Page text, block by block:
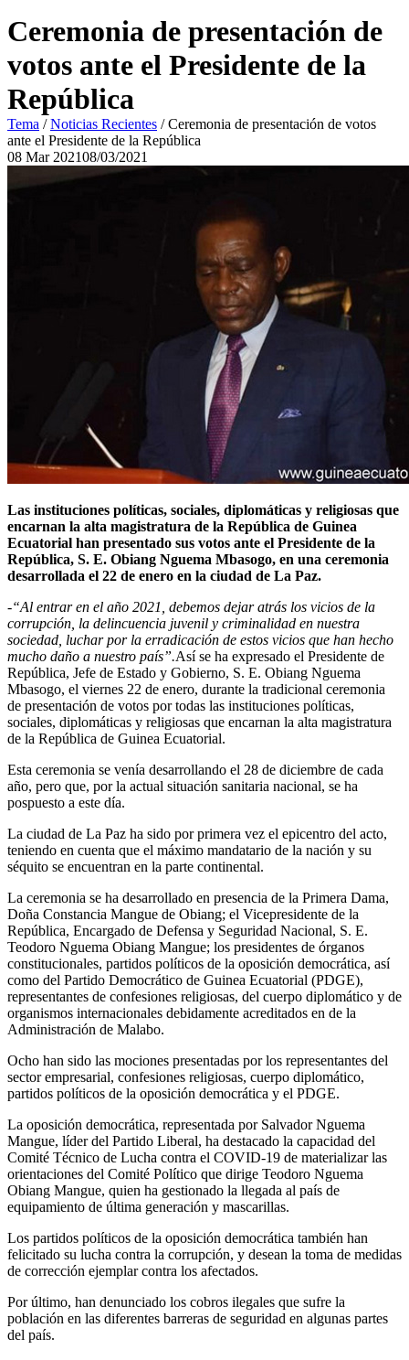
Ceremonia de presentación de
votos ante el Presidente de la
República
Tema /Noticias Recientes /Ceremonia de presentación de votos
ante el Presidente de la República
08 Mar 202108/03/2021
Las instituciones políticas, sociales, diplomáticas y religiosas que
encarnan la alta magistratura de la República de Guinea
Ecuatorial han presentado sus votos ante el Presidente de la
República, S. E. Obiang Nguema Mbasogo, en una ceremonia
desarrollada el 22 de enero en la ciudad de La Paz.
-“Al entrar en el año 2021, debemos dejar atrás los vicios de la
corrupción, la delincuencia juvenil y criminalidad en nuestra
sociedad, luchar por la erradicación de estos vicios que han hecho
mucho daño a nuestro país”.Así se ha expresado el Presidente de
República, Jefe de Estado y Gobierno, S. E. Obiang Nguema
Mbasogo, el viernes 22 de enero, durante la tradicional ceremonia
de presentación de votos por todas las instituciones políticas,
sociales, diplomáticas y religiosas que encarnan la alta magistratura
de la República de Guinea Ecuatorial.
Esta ceremonia se venía desarrollando el 28 de diciembre de cada
año, pero que, por la actual situación sanitaria nacional, se ha
pospuesto a este día.
La ciudad de La Paz ha sido por primera vez el epicentro del acto,
teniendo en cuenta que el máximo mandatario de la nación y su
séquito se encuentran en la parte continental.
La ceremonia se ha desarrollado en presencia de la Primera Dama,
Doña Constancia Mangue de Obiang; el Vicepresidente de la
República, Encargado de Defensa y Seguridad Nacional, S. E.
Teodoro Nguema Obiang Mangue; los presidentes de órganos
constitucionales, partidos políticos de la oposición democrática, así
como del Partido Democrático de Guinea Ecuatorial (PDGE),
representantes de confesiones religiosas, del cuerpo diplomático y de
organismos internacionales debidamente acreditados en de la
Administración de Malabo.
Ocho han sido las mociones presentadas por los representantes del
sector empresarial, confesiones religiosas, cuerpo diplomático,
partidos políticos de la oposición democrática y el PDGE.
La oposición democrática, representada por Salvador Nguema
Mangue, líder del Partido Liberal, ha destacado la capacidad del
Comité Técnico de Lucha contra el COVID-19 de materializar las
orientaciones del Comité Político que dirige Teodoro Nguema
Obiang Mangue, quien ha gestionado la llegada al país de
equipamiento de última generación y mascarillas.
Los partidos políticos de la oposición democrática también han
felicitado su lucha contra la corrupción, y desean la toma de medidas
de corrección ejemplar contra los afectados.
Por último, han denunciado los cobros ilegales que sufre la
población en las diferentes barreras de seguridad en algunas partes
del país.